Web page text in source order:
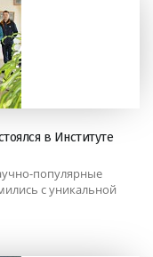
в Институте
популярные
с уникальной